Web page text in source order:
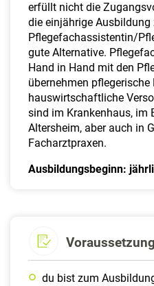
erfüllt nicht die
die einjährige
Pflegefachassistentin/
gute Alternative.
Hand in Hand mit den
übernehmen
hauswirtschaftliche
sind im Krankenhaus, im
Altersheim, aber auch in
Facharztpraxen.
Ausbildungsbeginn:
du bist zum